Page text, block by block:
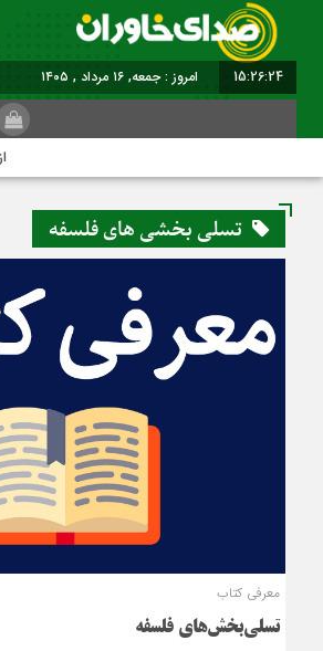
15:26:25 امروز : جمعه, ۱۶ مرداد , ۱۴۰۵
تسلی بخشی های فلسفه
معرفی کتاب
تسلی‌بخش‌های فلسفه